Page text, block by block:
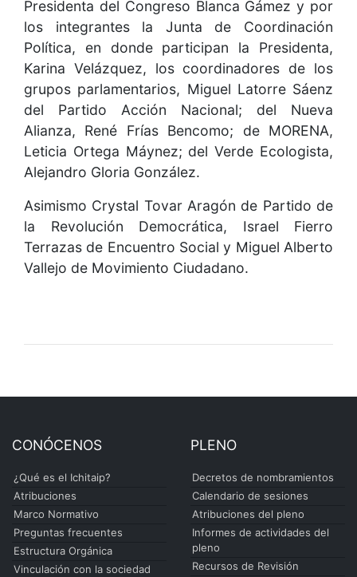
Presidenta del Congreso Blanca Gámez y por
los integrantes la Junta de Coordinación
Política, en donde participan la Presidenta,
Karina Velázquez, los coordinadores de los
grupos parlamentarios, Miguel Latorre Sáenz
del Partido Acción Nacional; del Nueva
Alianza, René Frías Bencomo; de MORENA,
Leticia Ortega Máynez; del Verde Ecologista,
Alejandro Gloria González.
Asimismo Crystal Tovar Aragón de Partido de
la Revolución Democrática, Israel Fierro
Terrazas de Encuentro Social y Miguel Alberto
Vallejo de Movimiento Ciudadano.
CONÓCENOS
¿Qué es el Ichitaip?
Atribuciones
Marco Normativo
Preguntas frecuentes
Estructura Orgánica
Vinculación con la sociedad
PLENO
Decretos de nombramientos
Calendario de sesiones
Atribuciones del pleno
Informes de actividades del
pleno
Recursos de Revisión